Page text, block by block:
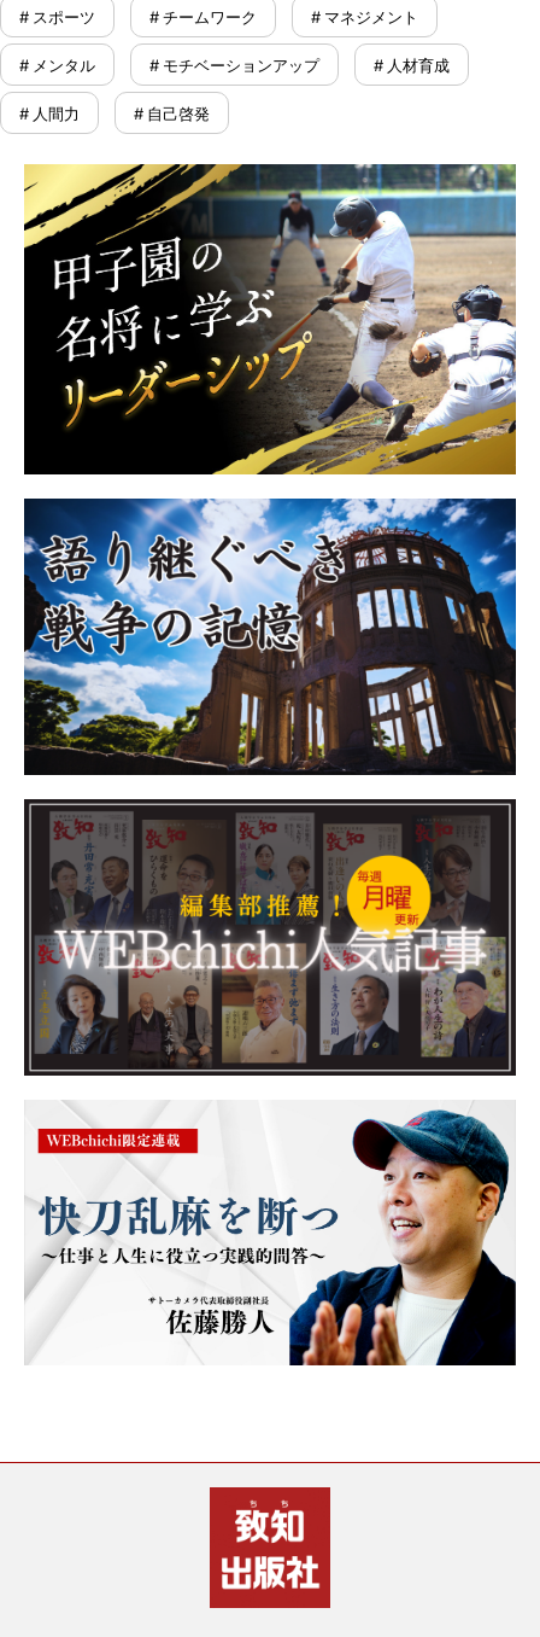
# スポーツ # チームワーク # マネジメント
# メンタル # モチベーションアップ # 人材育成
# 人間力 # 自己啓発